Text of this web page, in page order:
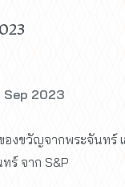
Sep 2023
องขวัญจากพระจันทร์
ร์ จาก S&P